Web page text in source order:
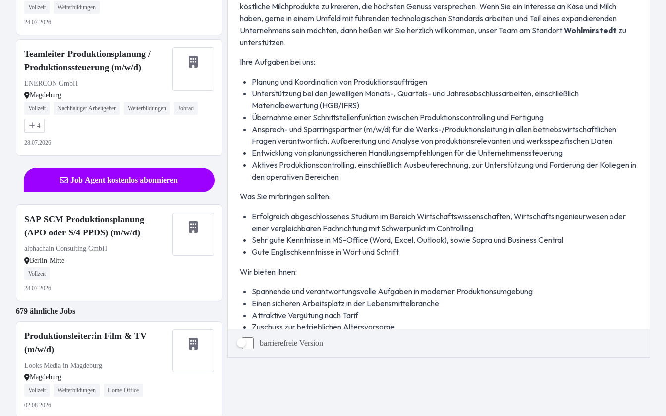
Vollzeit Weiterbildungen
24.07.2026
Teamleiter Produktionsplanung /
Produktionssteuerung (m/w/d)
ENERCON GmbH
Magdeburg
Vollzeit Nachhaltiger Arbeitgeber Weiterbildungen Jobrad
4
28.07.2026
Job Agent kostenlos abonnieren
SAP SCM Produktionsplanung
(APO oder S/4 PPDS) (m/w/d)
alphachain Consulting GmbH
Berlin-Mitte
Vollzeit
28.07.2026
679 ähnliche Jobs
Produktionsleiter:in Film & TV
(m/w/d)
Looks Media in Magdeburg
Magdeburg
Vollzeit Weiterbildungen Home-Office
02.08.2026
barrierefreie Version